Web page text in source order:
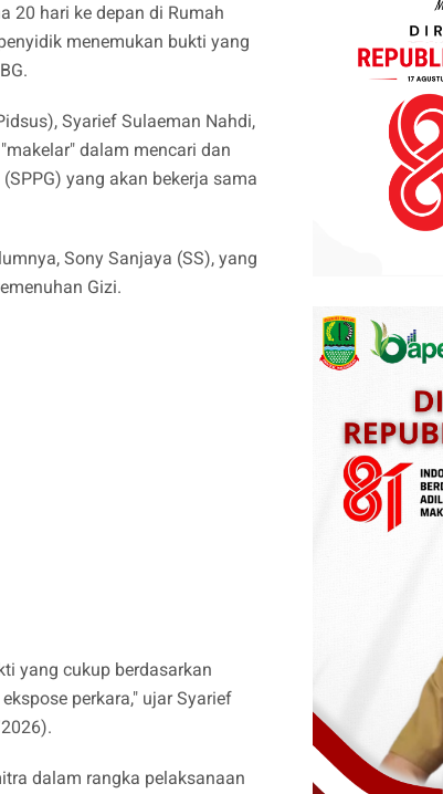
20 hari ke depan di Rumah
menemukan bukti yang
Syarief Sulaeman Nahdi,
dalam mencari dan
yang akan bekerja sama
Sony Sanjaya (SS), yang
Gizi.
yang cukup berdasarkan
perkara," ujar Syarief
dalam rangka pelaksanaan